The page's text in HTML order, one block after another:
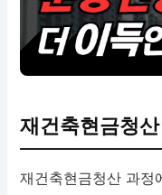
재건축현금청
재건축현금청산 과정